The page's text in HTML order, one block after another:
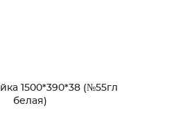
1500*390*38 (№55гл
белая)